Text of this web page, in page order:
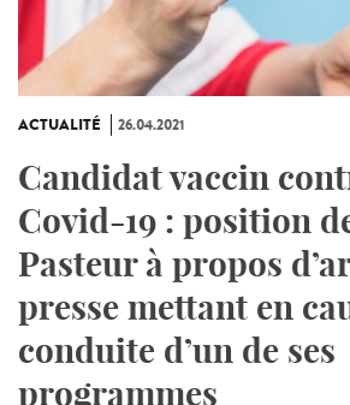
ACTUALITÉ 26.04.2021
Candidat vaccin
Covid-19 : position
Pasteur à propos
presse mettant en
conduite d’un de ses
programmes